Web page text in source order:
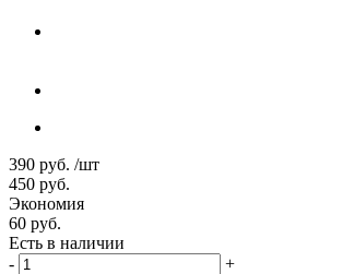
390 руб. /шт
450 руб.
Экономия
60 руб.
Есть в наличии
-
+